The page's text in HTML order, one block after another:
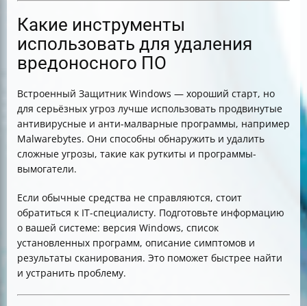
Какие инструменты
использовать для удаления
вредоносного ПО
Встроенный Защитник Windows — хороший старт, но
для серьёзных угроз лучше использовать продвинутые
антивирусные и анти-малварные программы, например
Malwarebytes. Они способны обнаружить и удалить
сложные угрозы, такие как руткиты и программы-
вымогатели.
Если обычные средства не справляются, стоит
обратиться к IT-специалисту. Подготовьте информацию
о вашей системе: версия Windows, список
установленных программ, описание симптомов и
результаты сканирования. Это поможет быстрее найти
и устранить проблему.